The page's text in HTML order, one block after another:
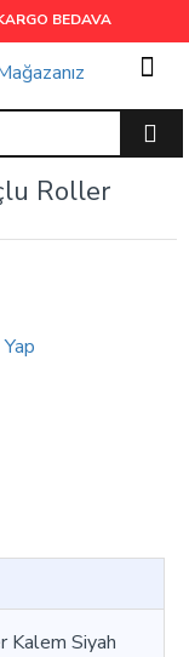
BEDAVA
Roller
Kalem Siyah